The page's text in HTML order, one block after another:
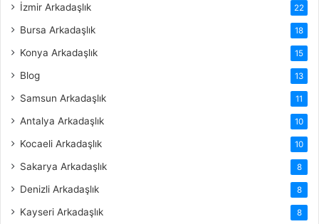
İzmir Arkadaşlık 22
Bursa Arkadaşlık 18
Konya Arkadaşlık 15
Blog 13
Samsun Arkadaşlık 11
Antalya Arkadaşlık 10
Kocaeli Arkadaşlık 10
Sakarya Arkadaşlık 8
Denizli Arkadaşlık 8
Kayseri Arkadaşlık 8